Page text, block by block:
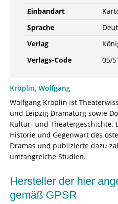
Einbandart
Sprache
Verlag
Verlags-Code
05/
Kröplin, Wolfgang
Wolfgang Kröplin ist
und Leipzig Dramaturg sowie
Kultur- und Theatergeschichte.
Historie und Gegenwart des
Dramas und publizierte dazu
umfangreiche Studien.
Hersteller der hier
gemäß GPSR